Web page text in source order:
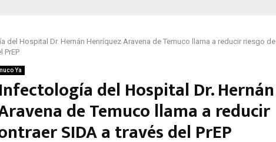
del Hospital Dr. Hernán Henríquez Aravena de Temuco llama a reducir riesgo de
PrEP
Ya
del Hospital Dr. Hernán
de Temuco llama a reducir
SIDA a través del PrEP